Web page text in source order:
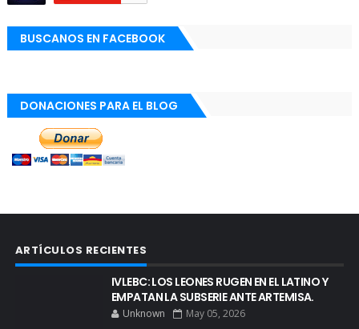
BUSCANOS EN FACEBOOK
DONACIONES PARA EL BLOG
ARTÍCULOS RECIENTES
IVLEBC: LOS LEONES RUGEN EN EL LATINO Y
EMPATAN LA SUBSERIE ANTE ARTEMISA.
Unknown May 05, 2026